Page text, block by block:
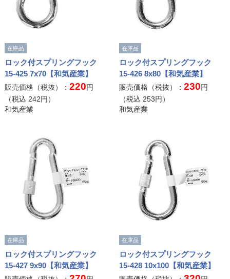
在庫品
ロック付スプリングフック
15-425 7x70【和気産業】
販売価格（税抜）： 220円
（税込 242円）
和気産業
在庫品
ロック付スプリングフック
15-426 8x80【和気産業】
販売価格（税抜）：230円
（税込 253円）
和気産業
在庫品
ロック付スプリングフック
15-427 9x90【和気産業】
在庫品
ロック付スプリングフック
15-428 10x100【和気産業】